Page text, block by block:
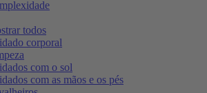
todos
corporal
com o sol
com as mãos e os pés